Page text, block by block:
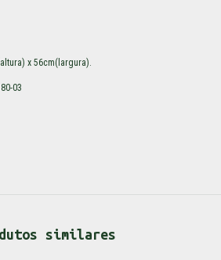
x 56cm(largura).
03
similares